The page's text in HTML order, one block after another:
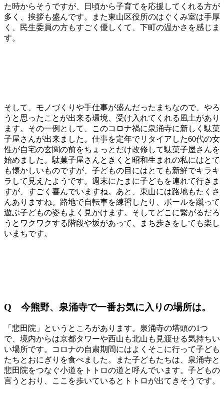
た時からそうですが、日頃から子育てを応援してくれる方が
多く、挨拶も盛んです。また東山区役所のはぐくみ室は手厚
く、民生委員の方もすごく優しくて、下町の温かさを感じま
す。
そして、モノづくりや手仕事が盛んだったまちなので、やろ
うと思ったことが出来る環境、受け入れてくれる風土があり
ます。その一例として、このコロナ禍に泉涌寺に新しく駄菓
子屋さんが出来ました。仕事を定年でリタイアした60代の女
性が自宅の玄関の前をちょっとだけ改修して駄菓子屋さんを
始めました。駄菓子屋さんときくと昭和生まれの私にはとて
も懐かしいものですが、子どもの目にはとても新鮮でキラキ
ラして見えたようです。週末にたまに子どもを連れて行きま
すが、すごく喜んでいますね。あと、東山には路地もたくさ
んありますね。路地で自転車を練習したり、ボールを蹴って
遊ぶ子どもの姿もよく見かけます。そしてどこに繋がるだろ
うとワクワクする階段や坂があって、まち歩きをしても楽し
いまちです。
Q 今熊野、泉涌寺で一番お気に入りの場所は。
「悲田院」というところがあります。泉涌寺の塔頭の1つ
で、境内からは京都タワーや西山も北山も見渡せる気持ちい
い場所です。コロナの自粛期間にはよくそこに行って子ども
たちとおにぎりを食べました。また子どもたちは、泉涌寺と
悲田院をつなぐ小道をトトロの道と呼んでいます。子どもの
言うとおり、ここを歩いているとトトロが出てきそうです。